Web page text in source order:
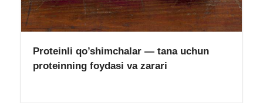
Proteinli qo’shimchalar — tana uchun
proteinning foydasi va zarari